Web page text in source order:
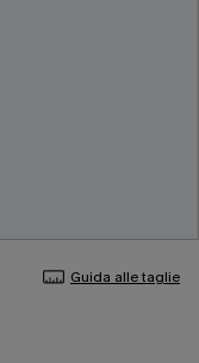
Guida alle taglie